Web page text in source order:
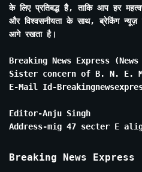
के लिए प्रतिबद्ध है, ताकि आप हर
और विश्वसनीयता के साथ, ब्रेकिंग
आगे रखता है।
Breaking News Express (News
Sister concern of B. N. E.
E-Mail Id-
Editor-Anju Singh
Address-mig 47 secter E
Breaking News Express